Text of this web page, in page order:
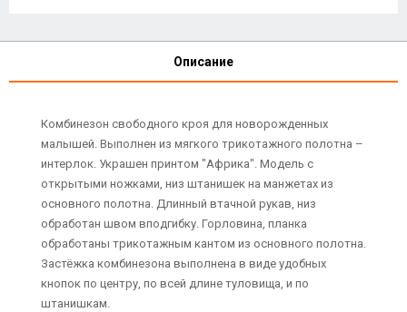
Описание
Комбинезон свободного кроя для новорожденных
малышей. Выполнен из мягкого трикотажного полотна –
интерлок. Украшен принтом "Африка". Модель с
открытыми ножками, низ штанишек на манжетах из
основного полотна. Длинный втачной рукав, низ
обработан швом вподгибку. Горловина, планка
обработаны трикотажным кантом из основного полотна.
Застёжка комбинезона выполнена в виде удобных
кнопок по центру, по всей длине туловища, и по
штанишкам.